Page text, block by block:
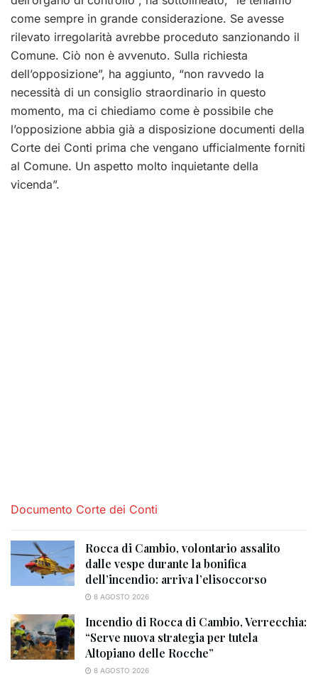
come sempre in grande considerazione. Se avesse
rilevato irregolarità avrebbe proceduto sanzionando il
Comune. Ciò non è avvenuto. Sulla richiesta
dell’opposizione”, ha aggiunto, “non ravvedo la
necessità di un consiglio straordinario in questo
momento, ma ci chiediamo come è possibile che
l’opposizione abbia già a disposizione documenti della
Corte dei Conti prima che vengano ufficialmente forniti
al Comune. Un aspetto molto inquietante della
vicenda”.
Documento Corte dei Conti
Rocca di Cambio, volontario assalito
dalle vespe durante la bonifica
dell’incendio: arriva l’elisoccorso
8 AGOSTO 2026
Incendio di Rocca di Cambio, Verrecchia:
“Serve nuova strategia per tutela
Altopiano delle Rocche”
8 AGOSTO 2026